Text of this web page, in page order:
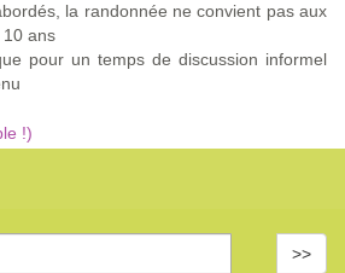
la randonnée ne convient pas aux
ans
pour un temps de discussion informel
!)
>>